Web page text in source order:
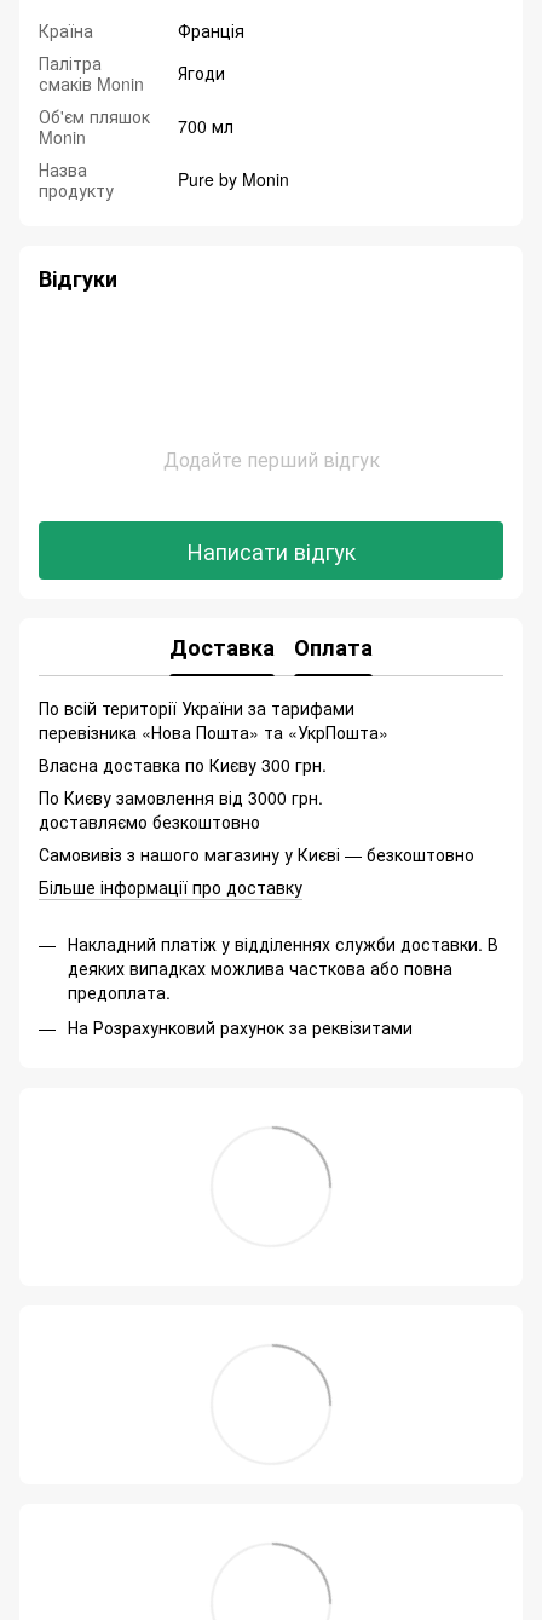
Країна
Франція
Палітра
смаків Monin
Ягоди
Об'єм пляшок
Monin
700 мл
Назва
продукту
Pure by Monin
Відгуки
Додайте перший відгук
Написати відгук
Доставка Оплата
По всій території України за тарифами
перевізника «Нова Пошта» та «УкрПошта»
Власна доставка по Києву 300 грн.
По Києву замовлення від 3000 грн.
доставляємо безкоштовно
Самовивіз з нашого магазину у Києві — безкоштовно
Більше інформації про доставку
Накладний платіж у відділеннях служби доставки. В
деяких випадках можлива часткова або повна
предоплата.
На Розрахунковий рахунок за реквізитами